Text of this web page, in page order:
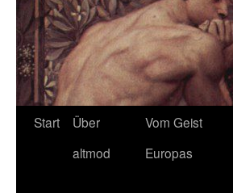
Start
Über
altmod
Vom Geist
Europas